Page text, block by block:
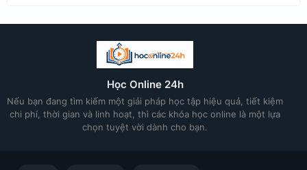
Học Online 24h
Nếu bạn đang tìm kiếm một giải pháp học tập hiệu quả, tiết kiệm
chi phí, thời gian và linh hoạt, thì các khóa học online là một lựa
chọn tuyệt vời dành cho bạn.